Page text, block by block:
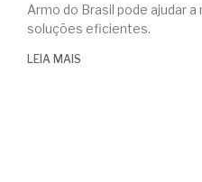
Armo do Brasil pode ajudar
soluções eficientes.
LEIA MAIS